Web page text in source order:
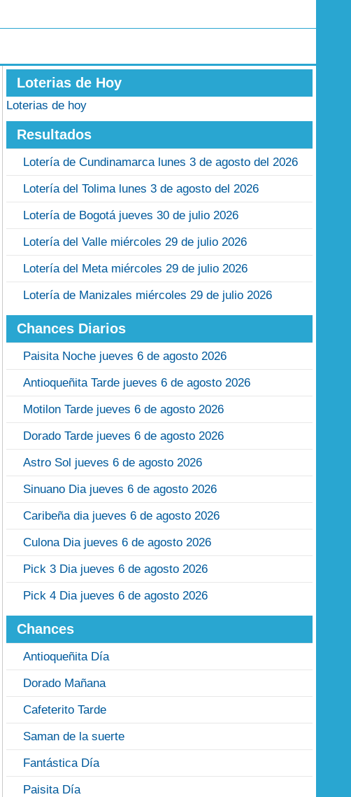
Loterias de Hoy
Loterias de hoy
Resultados
Lotería de Cundinamarca lunes 3 de agosto del 2026
Lotería del Tolima lunes 3 de agosto del 2026
Lotería de Bogotá jueves 30 de julio 2026
Lotería del Valle miércoles 29 de julio 2026
Lotería del Meta miércoles 29 de julio 2026
Lotería de Manizales miércoles 29 de julio 2026
Chances Diarios
Paisita Noche jueves 6 de agosto 2026
Antioqueñita Tarde jueves 6 de agosto 2026
Motilon Tarde jueves 6 de agosto 2026
Dorado Tarde jueves 6 de agosto 2026
Astro Sol jueves 6 de agosto 2026
Sinuano Dia jueves 6 de agosto 2026
Caribeña dia jueves 6 de agosto 2026
Culona Dia jueves 6 de agosto 2026
Pick 3 Dia jueves 6 de agosto 2026
Pick 4 Dia jueves 6 de agosto 2026
Chances
Antioqueñita Día
Dorado Mañana
Cafeterito Tarde
Saman de la suerte
Fantástica Día
Paisita Día